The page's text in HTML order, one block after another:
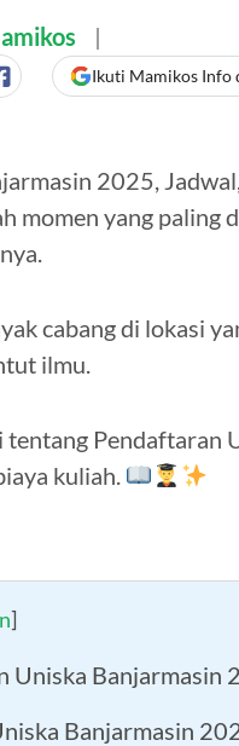
Ikuti Mamikos Info
2025,
momen yang paling
cabang di lokasi
ilmu.
Pendaftaran
kuliah.
]
Uniska Banjarmasin
Banjarmasin